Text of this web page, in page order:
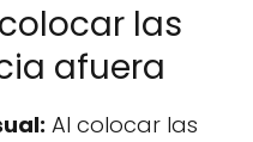
las
afuera
Al colocar las